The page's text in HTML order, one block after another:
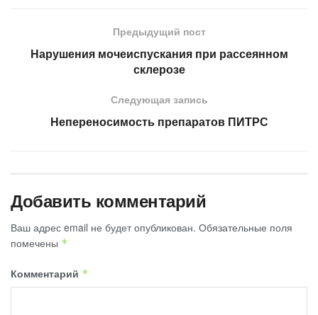
Предыдущий пост
Нарушения мочеиспускания при рассеянном
склерозе
Следующая запись
Непереносимость препаратов ПИТРС
Добавить комментарий
Ваш адрес email не будет опубликован. Обязательные поля
помечены *
Комментарий *